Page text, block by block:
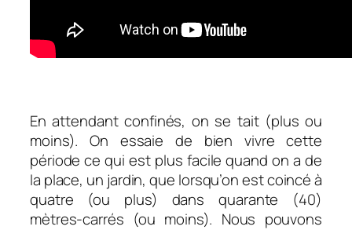
En attendant confinés, on se tait (plus ou
moins). On essaie de bien vivre cette
période ce qui est plus facile quand on a de
la place, un jardin, que lorsqu’on est coincé à
quatre (ou plus) dans quarante (40)
mètres-carrés (ou moins). Nous pouvons